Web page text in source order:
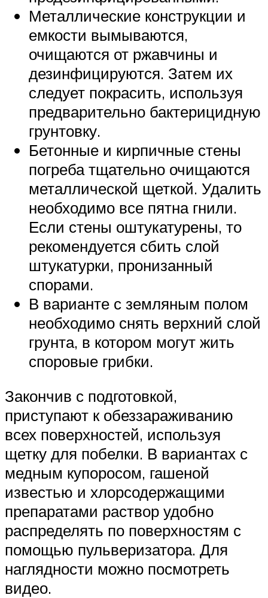
Металлические конструкции и
емкости вымываются,
очищаются от ржавчины и
дезинфицируются. Затем их
следует покрасить, используя
предварительно бактерицидную
грунтовку.
Бетонные и кирпичные стены
погреба тщательно очищаются
металлической щеткой. Удалить
необходимо все пятна гнили.
Если стены оштукатурены, то
рекомендуется сбить слой
штукатурки, пронизанный
спорами.
В варианте с земляным полом
необходимо снять верхний слой
грунта, в котором могут жить
споровые грибки.
Закончив с подготовкой,
приступают к обеззараживанию
всех поверхностей, используя
щетку для побелки. В вариантах с
медным купоросом, гашеной
известью и хлорсодержащими
препаратами раствор удобно
распределять по поверхностям с
помощью пульверизатора. Для
наглядности можно посмотреть
видео.